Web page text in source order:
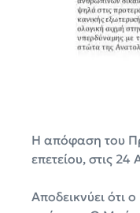
Η απόφαση του
επετείου, στις 24
Αποδεικνύει ότι